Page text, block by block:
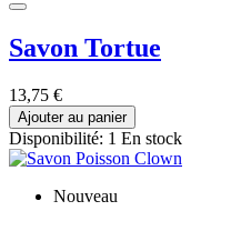
Savon Tortue
13,75 €
Ajouter au panier
Disponibilité: 1 En stock
Nouveau